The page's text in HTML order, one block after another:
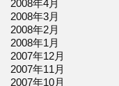
2008年4月
2008年3月
2008年2月
2008年1月
2007年12月
2007年11月
2007年10月